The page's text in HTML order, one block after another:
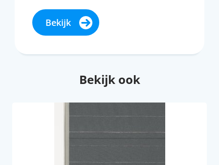
Bekijk
Bekijk ook